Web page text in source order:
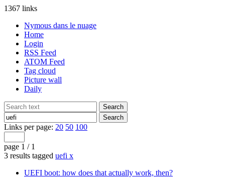
1367 links
Nymous dans le nuage
Home
Login
RSS Feed
ATOM Feed
Tag cloud
Picture wall
Daily
Links per page: 20 50 100
page 1 / 1
3 results tagged uefi x
UEFI boot: how does that actually work, then?